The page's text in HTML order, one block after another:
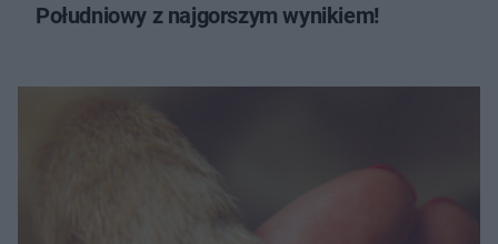
Południowy z najgorszym wynikiem!